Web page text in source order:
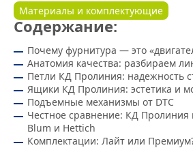
Материалы и комплектующие
Содержание:
Почему фурнитура — это
Анатомия качества: разбираем
Петли КД Пролиния: надежность
Ящики КД Пролиния: эстетика и
Подъемные механизмы от DTC
Честное сравнение: КД Пролиния
Blum и Hettich
Комплектации: Лайт или